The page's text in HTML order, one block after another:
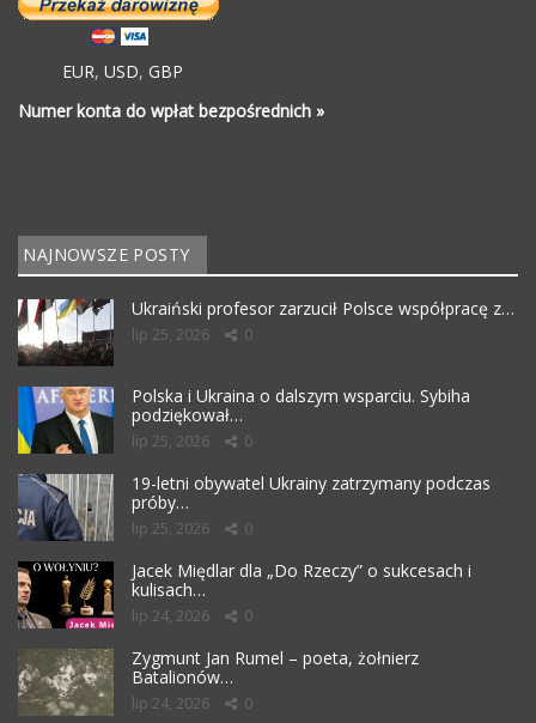
EUR, USD, GBP
Numer konta do wpłat bezpośrednich »
NAJNOWSZE POSTY
Ukraiński profesor zarzucił Polsce współpracę z…
lip 25, 2026 0
Polska i Ukraina o dalszym wsparciu. Sybiha
podziękował…
lip 25, 2026 0
19-letni obywatel Ukrainy zatrzymany podczas
próby…
lip 25, 2026 0
Jacek Międlar dla „Do Rzeczy” o sukcesach i
kulisach…
lip 24, 2026 0
Zygmunt Jan Rumel – poeta, żołnierz
Batalionów…
lip 24, 2026 0